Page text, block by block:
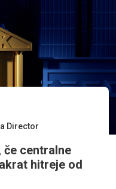
Director
če centralne
hitreje od